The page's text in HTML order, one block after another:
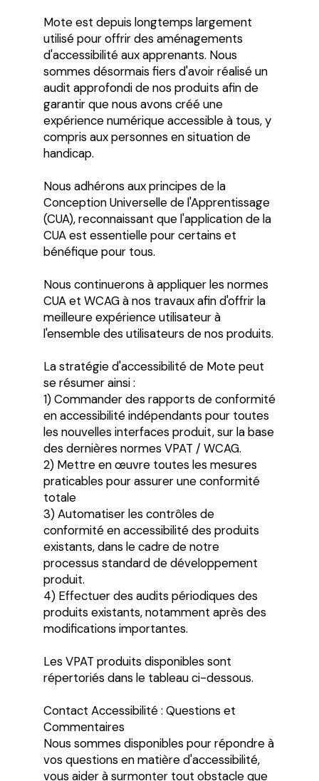
Mote est depuis longtemps largement
utilisé pour offrir des aménagements
d'accessibilité aux apprenants. Nous
sommes désormais fiers d'avoir réalisé un
audit approfondi de nos produits afin de
garantir que nous avons créé une
expérience numérique accessible à tous, y
compris aux personnes en situation de
handicap.
Nous adhérons aux principes de la
Conception Universelle de l'Apprentissage
(CUA), reconnaissant que l'application de la
CUA est essentielle pour certains et
bénéfique pour tous.
Nous continuerons à appliquer les normes
CUA et WCAG à nos travaux afin d'offrir la
meilleure expérience utilisateur à
l'ensemble des utilisateurs de nos produits.
La stratégie d'accessibilité de Mote peut
se résumer ainsi :
1) Commander des rapports de conformité
en accessibilité indépendants pour toutes
les nouvelles interfaces produit, sur la base
des dernières normes VPAT / WCAG.
2) Mettre en œuvre toutes les mesures
praticables pour assurer une conformité
totale
3) Automatiser les contrôles de
conformité en accessibilité des produits
existants, dans le cadre de notre
processus standard de développement
produit.
4) Effectuer des audits périodiques des
produits existants, notamment après des
modifications importantes.
Les VPAT produits disponibles sont
répertoriés dans le tableau ci-dessous.
Contact Accessibilité : Questions et
Commentaires
Nous sommes disponibles pour répondre à
vos questions en matière d'accessibilité,
vous aider à surmonter tout obstacle que